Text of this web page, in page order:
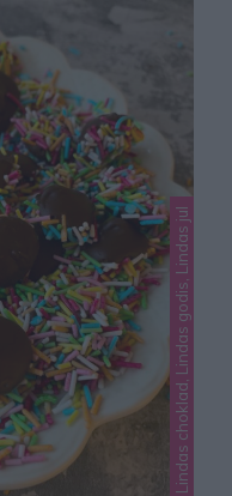
vattenbad. 2. Skär
Lindas choklad, Lindas godis, Lindas jul